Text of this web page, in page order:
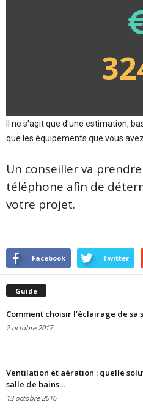
Il ne s'agit que d'une estimation,
que les équipements que vous
Un conseiller va
téléphone afin de
votre projet.
Facebook Twitter
Guide
Comment choisir l’éclairage de sa
2 octobre 2017
Ventilation et aération : quelle
salle de bains...
13 octobre 2016